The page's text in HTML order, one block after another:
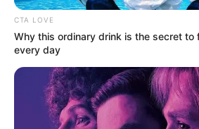
Penulis:wiwin |30 Oktober 2019
Korea Selatan memang selalu
terbaiknya. Tak hanya bergenre romance,
dengan genre lain yang tak kalah menarik
CTA LOVE
Why this ordinary drink is the secret to
every day